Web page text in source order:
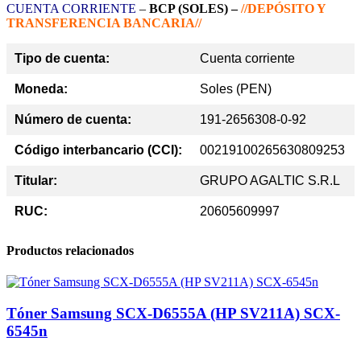
CUENTA CORRIENTE – BCP (SOLES) –//DEPÓSITO Y
TRANSFERENCIA BANCARIA//
Tipo de cuenta: Cuenta corriente
Moneda: Soles (PEN)
Número de cuenta: 191-2656308-0-92
Código interbancario (CCI): 00219100265630809253
Titular: GRUPO AGALTIC S.R.L
RUC: 20605609997
Productos relacionados
Tóner Samsung SCX-D6555A (HP SV211A) SCX-
6545n